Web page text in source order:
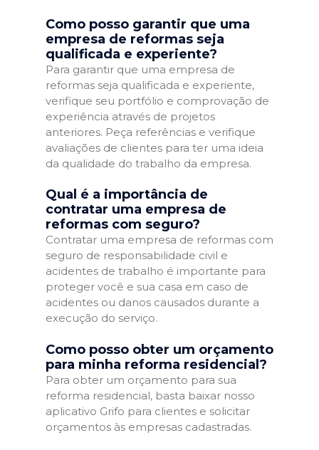
Como posso garantir que uma
empresa de reformas seja
qualificada e experiente?
Para garantir que uma empresa de
reformas seja qualificada e experiente,
verifique seu portfólio e comprovação de
experiência através de projetos
anteriores. Peça referências e verifique
avaliações de clientes para ter uma ideia
da qualidade do trabalho da empresa.
Qual é a importância de
contratar uma empresa de
reformas com seguro?
Contratar uma empresa de reformas com
seguro de responsabilidade civil e
acidentes de trabalho é importante para
proteger você e sua casa em caso de
acidentes ou danos causados durante a
execução do serviço.
Como posso obter um orçamento
para minha reforma residencial?
Para obter um orçamento para sua
reforma residencial, basta baixar nosso
aplicativo Grifo para clientes e solicitar
orçamentos às empresas cadastradas.